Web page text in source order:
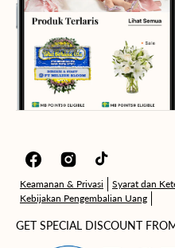
FacebookInstagramTikTok
Keamanan & Privasi
Syarat dan
Kebijakan Pengembalian Uang
GET SPECIAL DISCOUNT